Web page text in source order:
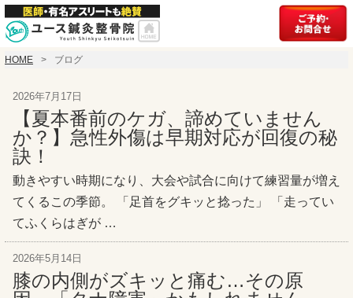
HOME ブログ
2026年7月17日
【夏本番前のケガ、諦めていません
か？】急性外傷は早期対応が回復の秘
訣！
動きやすい時期になり、大会や試合に向けて練習量が増え
てくるこの季節。 「足首をグキッと捻った」 「走ってい
てふくらはぎが …
2026年5月14日
膝の内側がズキッと痛む…その原